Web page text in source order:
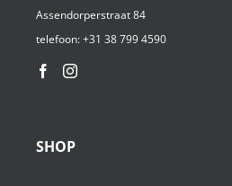
Assendorperstraat 84
telefoon:+31 38 799 4590⁩
SHOP